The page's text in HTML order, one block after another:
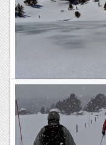
la Garona. Antoni Freixes,
i Josep M. Cervelló.
El llac de l'Aude al
Tornem al llac de l’Aude,
hi vam arribar perquè el
Canviem en part el...